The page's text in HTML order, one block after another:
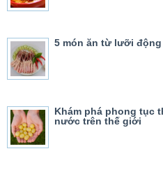
5 món ăn từ lưỡi
Khám phá phong tục
nước trên thế giới